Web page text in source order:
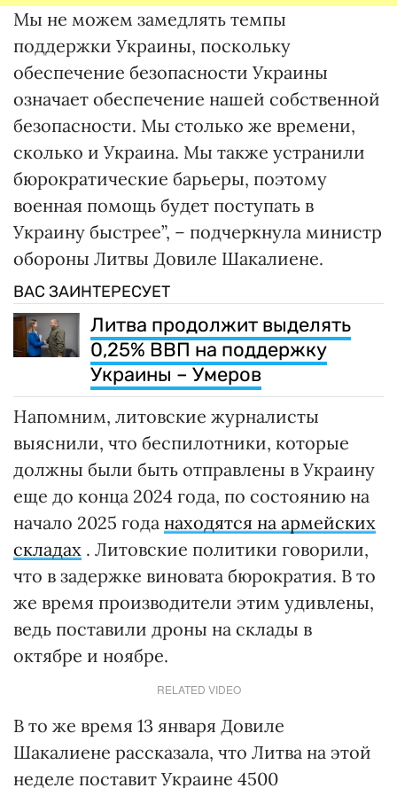
Мы не можем замедлять темпы
поддержки Украины, поскольку
обеспечение безопасности Украины
означает обеспечение нашей собственной
безопасности. Мы столько же времени,
сколько и Украина. Мы также устранили
бюрократические барьеры, поэтому
военная помощь будет поступать в
Украину быстрее”, – подчеркнула министр
обороны Литвы Довиле Шакалиене.
ВАС ЗАИНТЕРЕСУЕТ
Литва продолжит выделять
0,25% ВВП на поддержку
Украины – Умеров
Напомним, литовские журналисты
выяснили, что беспилотники, которые
должны были быть отправлены в Украину
еще до конца 2024 года, по состоянию на
начало 2025 года находятся на армейских
складах . Литовские политики говорили,
что в задержке виновата бюрократия. В то
же время производители этим удивлены,
ведь поставили дроны на склады в
октябре и ноябре.
RELATED VIDEO
В то же время 13 января Довиле
Шакалиене рассказала, что Литва на этой
неделе поставит Украине 4500